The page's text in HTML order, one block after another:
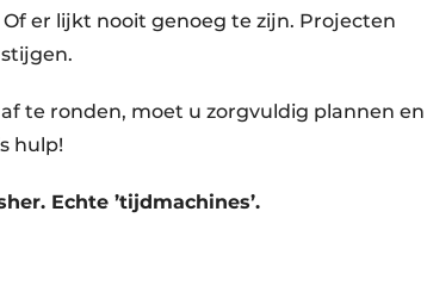
er lijkt nooit genoeg te zijn. Projecten
te ronden, moet u zorgvuldig plannen en
hulp!
Echte ’tijdmachines’.